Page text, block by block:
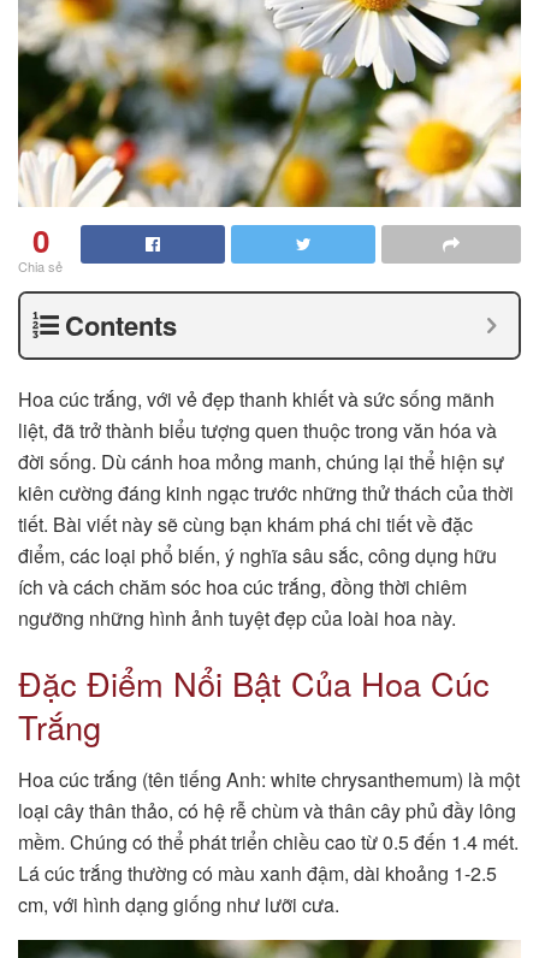
0
Chia sẻ
Contents
Hoa cúc trắng, với vẻ đẹp thanh khiết và sức sống mãnh
liệt, đã trở thành biểu tượng quen thuộc trong văn hóa và
đời sống. Dù cánh hoa mỏng manh, chúng lại thể hiện sự
kiên cường đáng kinh ngạc trước những thử thách của thời
tiết. Bài viết này sẽ cùng bạn khám phá chi tiết về đặc
điểm, các loại phổ biến, ý nghĩa sâu sắc, công dụng hữu
ích và cách chăm sóc hoa cúc trắng, đồng thời chiêm
ngưỡng những hình ảnh tuyệt đẹp của loài hoa này.
Đặc Điểm Nổi Bật Của Hoa Cúc
Trắng
Hoa cúc trắng (tên tiếng Anh: white chrysanthemum) là một
loại cây thân thảo, có hệ rễ chùm và thân cây phủ đầy lông
mềm. Chúng có thể phát triển chiều cao từ 0.5 đến 1.4 mét.
Lá cúc trắng thường có màu xanh đậm, dài khoảng 1-2.5
cm, với hình dạng giống như lưỡi cưa.